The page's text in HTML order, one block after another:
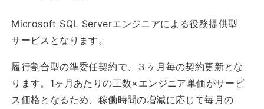
Microsoft SQL Serverエンジニアによる役務提供型
サービスとなります。
履行割合型の準委任契約で、３ヶ月毎の契約更新とな
ります。1ヶ月あたりの工数×エンジニア単価がサービ
ス価格となるため、稼働時間の増減に応じて毎月の